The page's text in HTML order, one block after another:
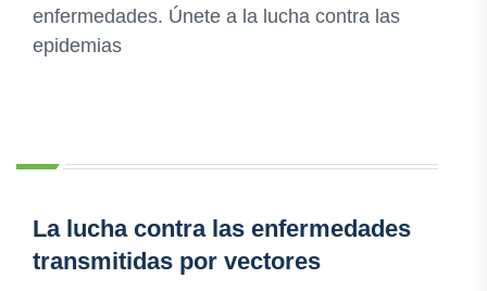
enfermedades. Únete a la lucha contra las
epidemias
La lucha contra las enfermedades
transmitidas por vectores